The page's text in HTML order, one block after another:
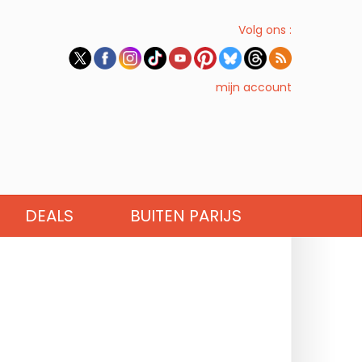
Volg ons :
mijn account
DEALS BUITEN PARIJS